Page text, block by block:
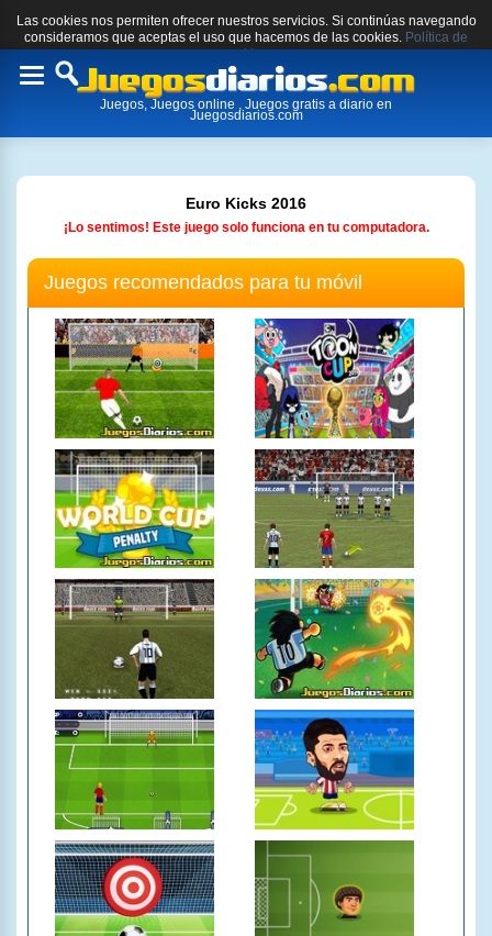
Las cookies nos permiten ofrecer nuestros servicios. Si continúas navegando
consideramos que aceptas el uso que hacemos de las cookies. Política de
cookies.
Toggle
Juegos, Juegos online , Juegos gratis a diario en
Juegosdiarios.com
Euro Kicks 2016
¡Lo sentimos! Este juego solo funciona en tu computadora.
Juegos recomendados para tu móvil